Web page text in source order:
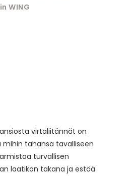
WING
virtaliitännät on
tahansa tavalliseen
turvallisen
laatikon takana ja estää